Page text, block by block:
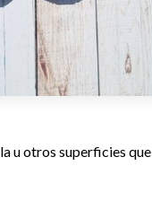
u otros superficies que